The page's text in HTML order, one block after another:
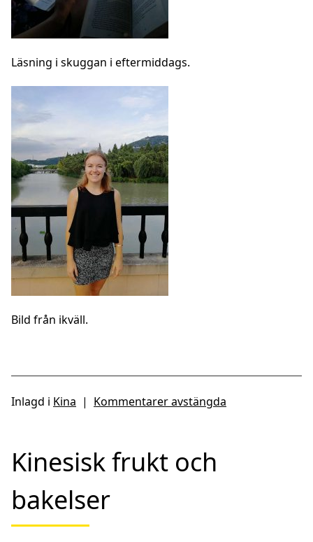
Läsning i skuggan i eftermiddags.
Bild från ikväll.
Inlagd i Kina | Kommentarer avstängda
Kinesisk frukt och
bakelser